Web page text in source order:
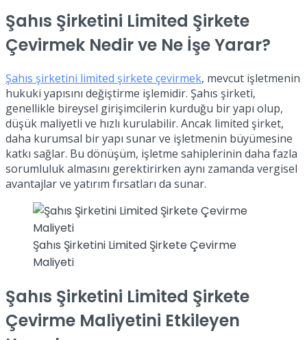
Şahıs Şirketini Limited Şirkete
Çevirmek Nedir ve Ne İşe Yarar?
Şahıs şirketini limited şirkete çevirmek, mevcut işletmenin
hukuki yapısını değiştirme işlemidir. Şahıs şirketi,
genellikle bireysel girişimcilerin kurduğu bir yapı olup,
düşük maliyetli ve hızlı kurulabilir. Ancak limited şirket,
daha kurumsal bir yapı sunar ve işletmenin büyümesine
katkı sağlar. Bu dönüşüm, işletme sahiplerinin daha fazla
sorumluluk almasını gerektirirken aynı zamanda vergisel
avantajlar ve yatırım fırsatları da sunar.
Şahıs Şirketini Limited Şirkete Çevirme
Maliyeti
Şahıs Şirketini Limited Şirkete
Çevirme Maliyetini Etkileyen